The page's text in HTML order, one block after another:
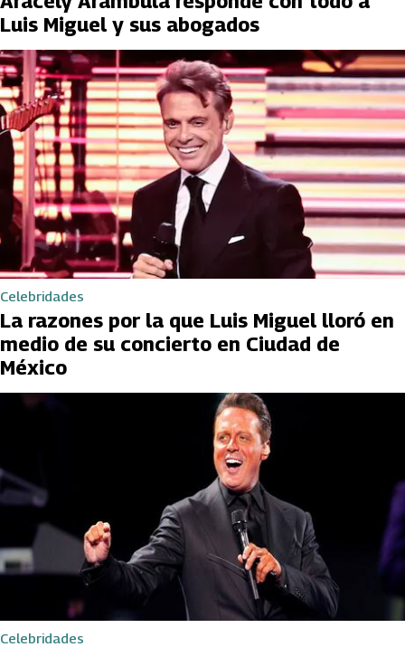
Luis Miguel y sus abogados
Celebridades
La razones por la que Luis Miguel lloró en
medio de su concierto en Ciudad de
México
Celebridades